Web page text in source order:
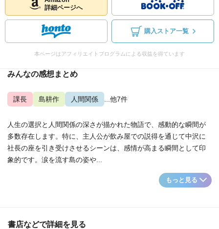
詳細ページへ
購入ストア一覧
本ページはアフィリエイトプログラムによる収益を得ています
みんなの感想まとめ
課長 島耕作 人間関係 ...他7件
人生の選択と人間関係の深さが描かれた物語で、感動的な瞬間が
多数存在します。特に、主人公が飲み屋での説得を通じて中沢に
社長の座を引き受けさせるシーンは、感情が高まる瞬間として印
象的です。涙を流す島の姿や...
もっと見る
書店などで詳細を見る